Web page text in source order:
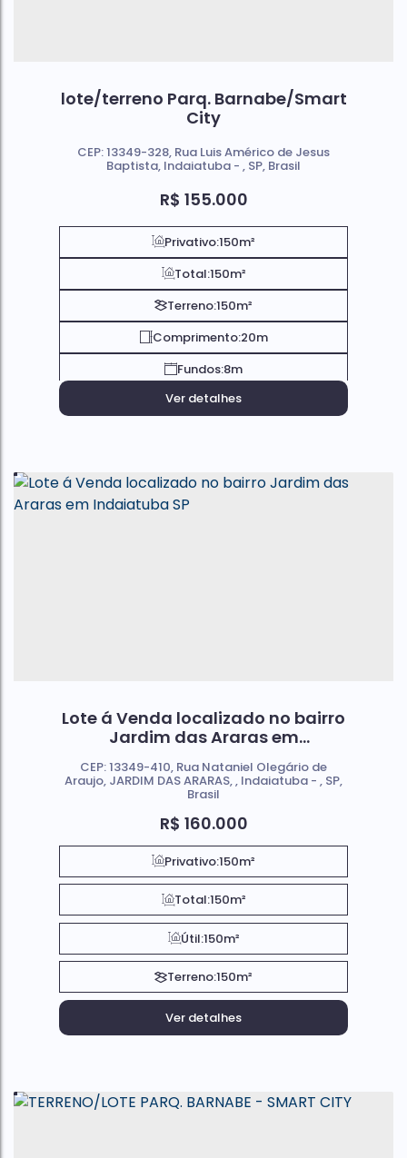
lote/terreno Parq. Barnabe/Smart
City
R$ 155.000
CEP: 13349-328, Rua Luis Américo de Jesus
Baptista, Indaiatuba , SP, Brasil
Privativo:150m²
Total:150m²
Terreno:150m²
Comprimento:20m
Fundos:8m
Ver detalhes
Lote á Venda localizado no bairro
Jardim das Araras em
R$ 160.000
CEP: 13349-410, Rua Nataniel Olegário de
Araujo, JARDIM DAS ARARAS , Indaiatuba , SP,
Brasil
Privativo:150m²
Total:150m²
Útil:150m²
Terreno:150m²
Ver detalhes